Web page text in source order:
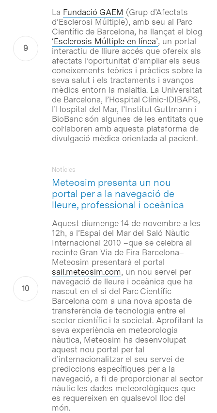
La Fundació GAEM (Grup d’Afectats
d’Esclerosi Múltiple), amb seu al Parc
Científic de Barcelona, ha llançat el blog
‘Esclerosis Múltiple en línea’, un portal
interactiu de lliure accés que ofereix als
afectats l’oportunitat d’ampliar els seus
coneixements teòrics i pràctics sobre la
seva salut i els tractaments i avanços
mèdics entorn la malaltia. La Universitat
de Barcelona, l’Hospital Clínic-IDIBAPS,
l’Hospital del Mar, l’Institut Guttmann i
BioBanc són algunes de les entitats que
col·laboren amb aquesta plataforma de
divulgació mèdica orientada al pacient.
Meteosim presenta un nou
portal per a la navegació de
lleure, professional i oceànica
Notícies
Aquest diumenge 14 de novembre a les
12h, a l’Espai del Mar del Saló Nàutic
Internacional 2010 –que se celebra al
recinte Gran Via de Fira Barcelona–
Meteosim presentarà el portal
sail.meteosim.com, un nou servei per
navegació de lleure i oceànica que ha
nascut en el si del Parc Científic
Barcelona com a una nova aposta de
transferència de tecnologia entre el
sector científic i la societat. Aprofitant la
seva experiència en meteorologia
nàutica, Meteosim ha desenvolupat
aquest nou portal per tal
d’internacionalitzar el seu servei de
prediccions específiques per a la
navegació, a fi de proporcionar al sector
nàutic les dades meteorològiques que
es requereixen en qualsevol lloc del
món.